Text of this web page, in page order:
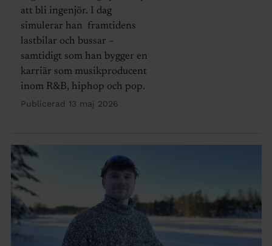
att bli ingenjör. I dag
simulerar han framtidens
lastbilar och bussar –
samtidigt som han bygger en
karriär som musikproducent
inom R&B, hiphop och pop.
Publicerad 13 maj 2026